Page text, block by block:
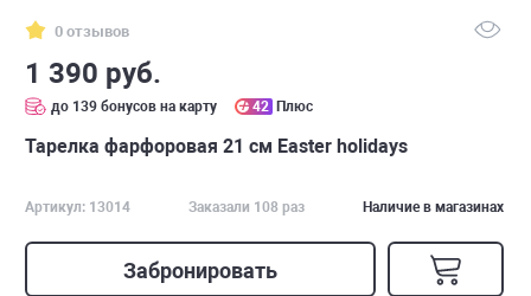
0 отзывов
1 390 руб.
до 139 бонусов на карту 42 Плюс
Тарелка фарфоровая 21 см Easter holidays
Артикул: 13014 Заказали 108 раз Наличие в магазинах
Забронировать